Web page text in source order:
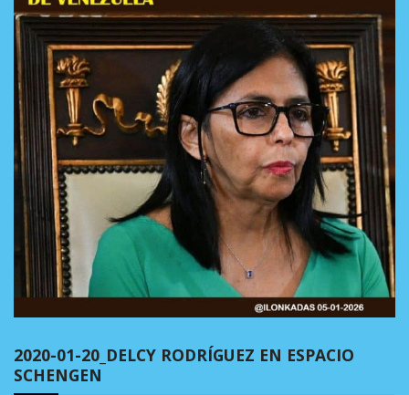
2020-01-20_DELCY RODRÍGUEZ EN ESPACIO
SCHENGEN